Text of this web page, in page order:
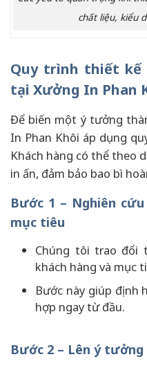
chất liệu, kiểu
Quy trình thiết kế
tại Xưởng In Phan
Để biến một ý tưởng
In Phan Khôi áp dụng
Khách hàng có thể theo
in ấn, đảm bảo bao bì
Bước 1 – Nghiên
mục tiêu
Chúng tôi trao đổi
khách hàng và mục
Bước này giúp định
hợp ngay từ đầu.
Bước 2 – Lên ý tưởng